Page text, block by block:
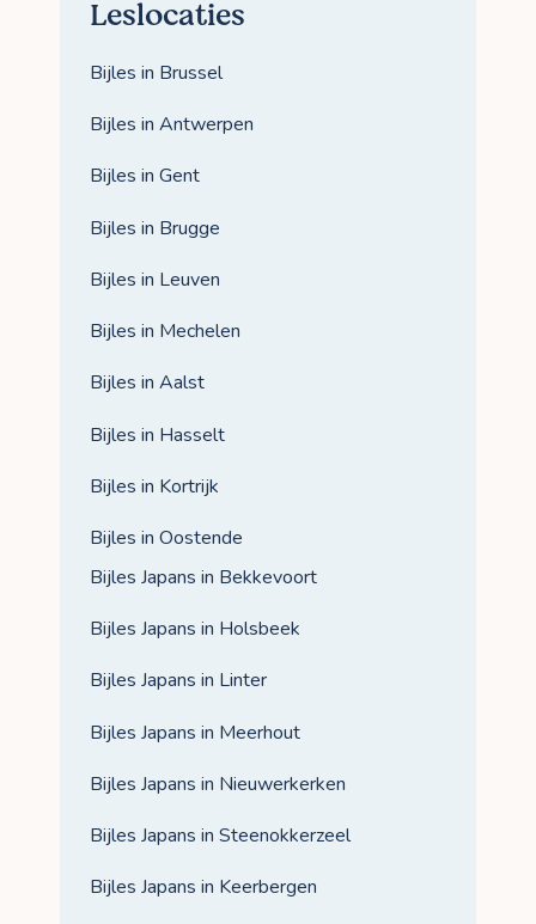
Leslocaties
Bijles in Brussel
Bijles in Antwerpen
Bijles in Gent
Bijles in Brugge
Bijles in Leuven
Bijles in Mechelen
Bijles in Aalst
Bijles in Hasselt
Bijles in Kortrijk
Bijles in Oostende
Bijles Japans in Bekkevoort
Bijles Japans in Holsbeek
Bijles Japans in Linter
Bijles Japans in Meerhout
Bijles Japans in Nieuwerkerken
Bijles Japans in Steenokkerzeel
Bijles Japans in Keerbergen